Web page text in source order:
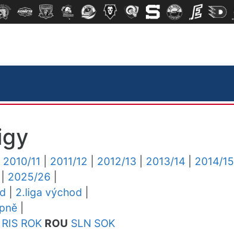
2010/11 2011/12 2012/13 2013/14 2014/15
2025/26
2.liga východ
RIS ROK ROU SLN SOK